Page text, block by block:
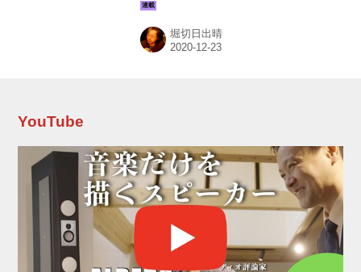
4K UHD BLU-RAY with 4K RESTORATION OF
匠セルジオ･レオーネ監督マカロニ･ウエスタン
大作『続･夕陽のガンマン／地獄の決斗』
堀切日出晴
YouTube